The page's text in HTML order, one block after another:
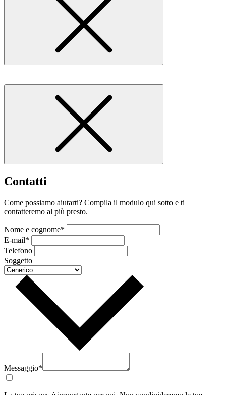
Contatti
Come possiamo aiutarti? Compila il modulo qui sotto e ti
contatteremo al più presto.
Nome e cognome*
E-mail*
Telefono
Soggetto
Messaggio*